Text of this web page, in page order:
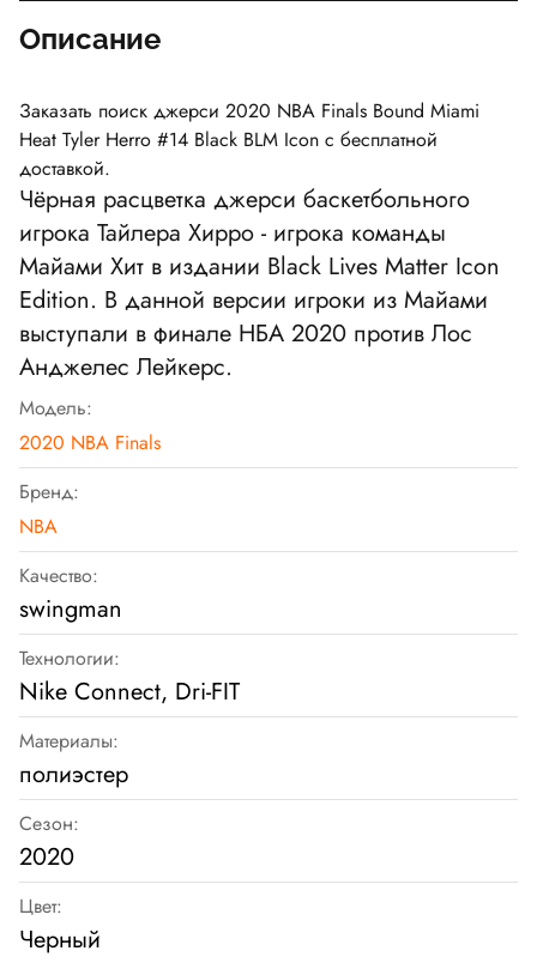
Описание
Заказать поиск джерси 2020 NBA Finals Bound Miami
Heat Tyler Herro #14 Black BLM Icon с бесплатной
доставкой.
Чёрная расцветка джерси баскетбольного
игрока Тайлера Хирро - игрока команды
Майами Хит в издании Black Lives Matter Icon
Edition. В данной версии игроки из Майами
выступали в финале НБА 2020 против Лос
Анджелес Лейкерс.
Модель:
2020 NBA Finals
Бренд:
NBA
Качество:
swingman
Технологии:
Nike Connect, Dri-FIT
Материалы:
полиэстер
Сезон:
2020
Цвет:
Черный